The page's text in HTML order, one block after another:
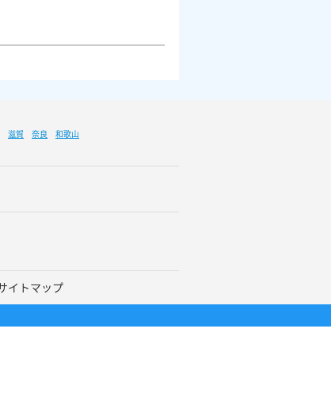
滋賀 奈良
和歌山
イトマップ